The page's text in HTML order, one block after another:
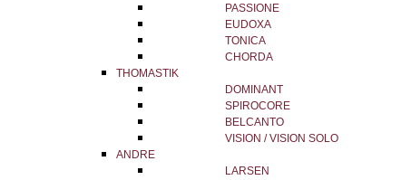
PASSIONE
EUDOXA
TONICA
CHORDA
THOMASTIK
DOMINANT
SPIROCORE
BELCANTO
VISION / VISION SOLO
ANDRE
LARSEN